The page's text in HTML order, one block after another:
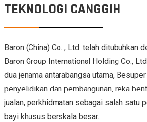
TEKNOLOGI CANGGIH
Baron (China) Co. , Ltd. telah ditubuhkan
Baron Group International Holding Co.,
dua jenama antarabangsa utama,
penyelidikan dan pembangunan, reka
jualan, perkhidmatan sebagai salah satu
bayi khusus berskala besar.